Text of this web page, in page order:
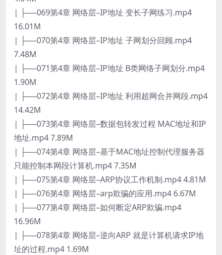
| ├──069第4章 网络层–IP地址 变长子网练习.mp4
16.01M
| ├──070第4章 网络层–IP地址 子网划分回顾.mp4
7.48M
| ├──071第4章 网络层–IP地址 B类网络子网划分.mp4
1.90M
| ├──072第4章 网络层–IP地址 利用超网合并网段.mp4
14.42M
| ├──073第4章 网络层–数据包转发过程 MAC地址和IP
地址.mp4 7.89M
| ├──074第4章 网络层–基于MAC地址控制代理服务器
只能控制本网段计算机.mp4 7.35M
| ├──075第4章 网络层–ARP协议工作机制.mp4 4.81M
| ├──076第4章 网络层–arp欺骗的应用.mp4 6.67M
| ├──077第4章 网络层–如何断定ARP欺骗.mp4
16.96M
| ├──078第4章 网络层–逆向ARP 就是计算机请求IP地
址的过程.mp4 1.69M